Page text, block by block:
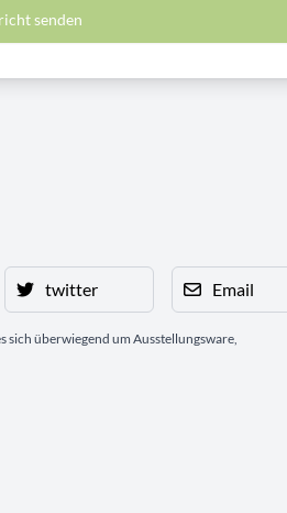
senden
twitter Email
sich überwiegend um Ausstellungsware,